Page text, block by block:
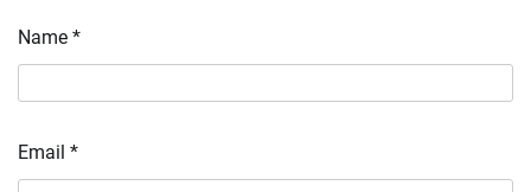
Name *
Email *